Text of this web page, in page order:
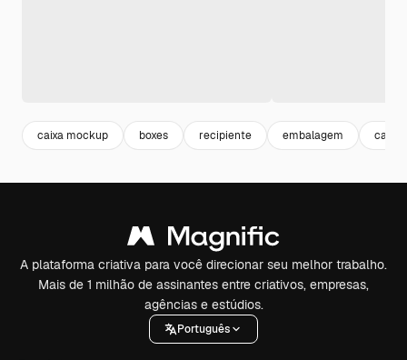
caixa mockup boxes recipiente embalagem caixa
A plataforma criativa para você direcionar seu melhor trabalho.
Mais de 1 milhão de assinantes entre criativos, empresas,
agências e estúdios.
Português